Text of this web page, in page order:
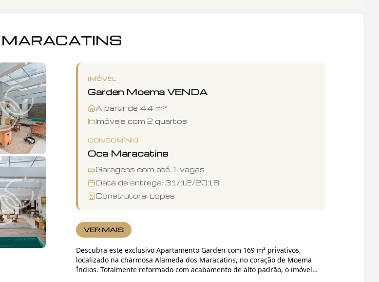
MARACATINS
IMÓVEL
Garden Moema VENDA
A partir de 44 m²
Imóveis com 2 quartos
CONDOMÍNIO
Oca Maracatins
Garagens com até 1 vagas
Data de entrega: 31/12/2018
Construtora: Lopes
VER MAIS
Descubra este exclusivo Apartamento Garden com 169 m² privativos,
localizado na charmosa Alameda dos Maracatins, no coração de Moema
Índios. Totalmente reformado com acabamento de alto padrão, o imóvel